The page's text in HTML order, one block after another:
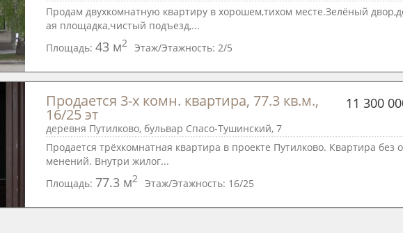
Продам двухкомнатную квартиру в хорошем,тихом месте.Зелёный
ая площадка,чистый подъезд,...
Площадь: 43 м2 Этаж/Этажность: 2/5
Продается 3-х комн. квартира, 77.3 кв.м.,
16/25 эт
11 300
деревня Путилково, бульвар Спасо-Тушинский, 7
Продается трёхкомнатная квартира в проекте Путилково. Квартира без
менений. Внутри жилог...
Площадь: 77.3 м2 Этаж/Этажность: 16/25